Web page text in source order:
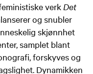
verk Det
og snubler
skjønnhet
samplet blant
forskyves og
Dynamikken